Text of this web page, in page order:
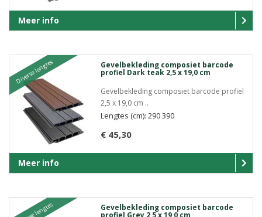
Meer info
Diverse lengtes Gevelbekleding composiet barcode
profiel Dark teak 2,5 x 19,0 cm
Gevelbekleding composiet barcode profiel
2,5 x 19,0 cm ..
€ 45,30
Lengtes (cm): 290 390
Meer info
Gevelbekleding composiet barcode
profiel Grey 2,5 x 19,0 cm